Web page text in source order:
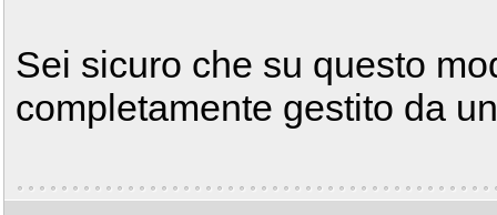
Sei sicuro che su questo
completamente gestito da